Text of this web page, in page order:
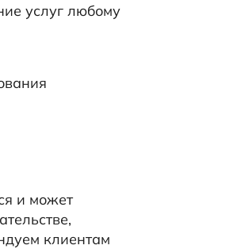
услуг любому
и может
клиентам